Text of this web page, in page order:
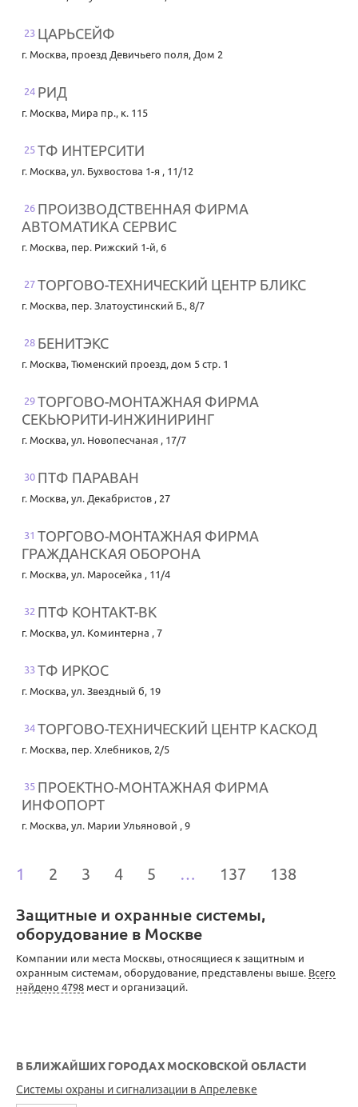
23 ЦАРЬСЕЙФ
г. Москва, проезд Девичьего поля, Дом 2
24 РИД
г. Москва, Мира пр., к. 115
25 ТФ ИНТЕРСИТИ
г. Москва, ул. Бухвостова 1-я , 11/12
26 ПРОИЗВОДСТВЕННАЯ ФИРМА
АВТОМАТИКА СЕРВИС
г. Москва, пер. Рижский 1-й, 6
27 ТОРГОВО-ТЕХНИЧЕСКИЙ ЦЕНТР БЛИКС
г. Москва, пер. Златоустинский Б., 8/7
28 БЕНИТЭКС
г. Москва, Тюменский проезд, дом 5 стр. 1
29 ТОРГОВО-МОНТАЖНАЯ ФИРМА
СЕКЬЮРИТИ-ИНЖИНИРИНГ
г. Москва, ул. Новопесчаная , 17/7
30 ПТФ ПАРАВАН
г. Москва, ул. Декабристов , 27
31 ТОРГОВО-МОНТАЖНАЯ ФИРМА
ГРАЖДАНСКАЯ ОБОРОНА
г. Москва, ул. Маросейка , 11/4
32 ПТФ КОНТАКТ-ВК
г. Москва, ул. Коминтерна , 7
33 ТФ ИРКОС
г. Москва, ул. Звездный б, 19
34 ТОРГОВО-ТЕХНИЧЕСКИЙ ЦЕНТР КАСКОД
г. Москва, пер. Хлебников, 2/5
35 ПРОЕКТНО-МОНТАЖНАЯ ФИРМА
ИНФОПОРТ
г. Москва, ул. Марии Ульяновой , 9
1 2 3 4 5 … 137 138
Защитные и охранные системы,
оборудование в Москве
Компании или места Москвы, относящиеся к защитным и
охранным системам, оборудование, представлены выше. Всего
найдено 4798 мест и организаций.
В БЛИЖАЙШИХ ГОРОДАХ МОСКОВСКОЙ ОБЛАСТИ
Системы охраны и сигнализации в Апрелевке